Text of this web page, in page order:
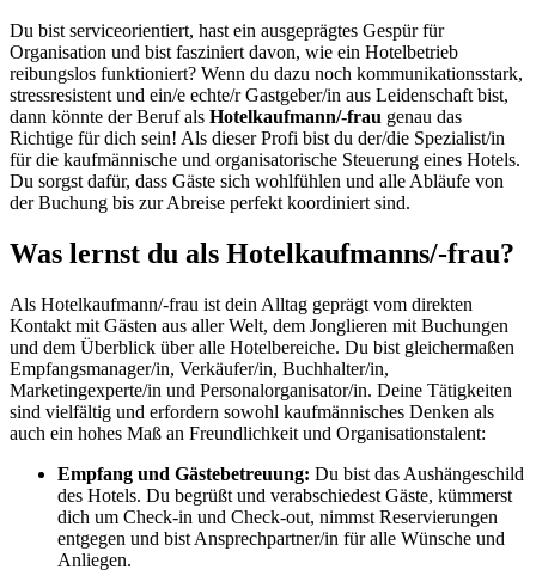
Du bist serviceorientiert, hast ein ausgeprägtes Gespür für
Organisation und bist fasziniert davon, wie ein Hotelbetrieb
reibungslos funktioniert? Wenn du dazu noch kommunikationsstark,
stressresistent und ein/e echte/r Gastgeber/in aus Leidenschaft bist,
dann könnte der Beruf als Hotelkaufmann/-frau genau das
Richtige für dich sein! Als dieser Profi bist du der/die Spezialist/in
für die kaufmännische und organisatorische Steuerung eines Hotels.
Du sorgst dafür, dass Gäste sich wohlfühlen und alle Abläufe von
der Buchung bis zur Abreise perfekt koordiniert sind.
Was lernst du als Hotelkaufmanns/-frau?
Als Hotelkaufmann/-frau ist dein Alltag geprägt vom direkten
Kontakt mit Gästen aus aller Welt, dem Jonglieren mit Buchungen
und dem Überblick über alle Hotelbereiche. Du bist gleichermaßen
Empfangsmanager/in, Verkäufer/in, Buchhalter/in,
Marketingexperte/in und Personalorganisator/in. Deine Tätigkeiten
sind vielfältig und erfordern sowohl kaufmännisches Denken als
auch ein hohes Maß an Freundlichkeit und Organisationstalent:
Empfang und Gästebetreuung: Du bist das Aushängeschild
des Hotels. Du begrüßt und verabschiedest Gäste, kümmerst
dich um Check-in und Check-out, nimmst Reservierungen
entgegen und bist Ansprechpartner/in für alle Wünsche und
Anliegen.